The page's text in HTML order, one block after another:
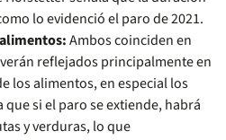
lo evidenció el paro de 2021.
Ambos coinciden en
reflejados principalmente en
los alimentos, en especial los
si el paro se extiende, habrá
y verduras, lo que